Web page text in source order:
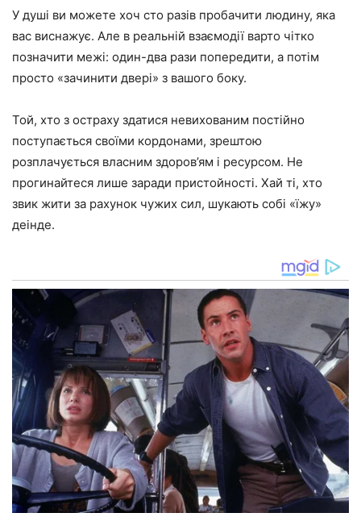
У душі ви можете хоч сто разів пробачити людину, яка
вас виснажує. Але в реальній взаємодії варто чітко
позначити межі: один-два рази попередити, а потім
просто «зачинити двері» з вашого боку.
Той, хто з остраху здатися невихованим постійно
поступається своїми кордонами, зрештою
розплачується власним здоров’ям і ресурсом. Не
прогинайтеся лише заради пристойності. Хай ті, хто
звик жити за рахунок чужих сил, шукають собі «їжу»
деінде.